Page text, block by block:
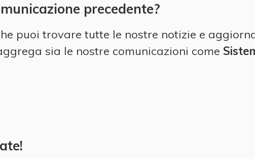
precedente?
puoi trovare tutte le nostre notizie e
sia le nostre comunicazioni come